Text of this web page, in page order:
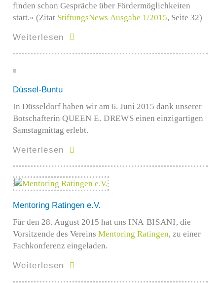
finden schon Gespräche über Fördermöglichkeiten
statt.« (Zitat StiftungsNews Ausgabe 1/2015, Seite 32)
Weiterlesen
Düssel-Buntu
In Düsseldorf haben wir am 6. Juni 2015 dank unserer
BotschafterinQUEEN E. DREWS einen einzigartigen
Samstagmittag erlebt.
Weiterlesen
Mentoring Ratingen e.V.
Für den 28. August 2015 hat unsINA BISANI, die
Vorsitzende des VereinsMentoring Ratingen, zu einer
Fachkonferenz eingeladen.
Weiterlesen